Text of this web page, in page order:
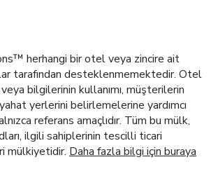
herhangi bir otel veya zincire ait
tarafından desteklenmemektedir. Otel
veya bilgilerinin kullanımı, müşterilerin
yerlerini belirlemelerine yardımcı
referans amaçlıdır. Tüm bu mülk,
ilgili sahiplerinin tescilli ticari
mülkiyetidir. Daha fazla bilgi için buraya